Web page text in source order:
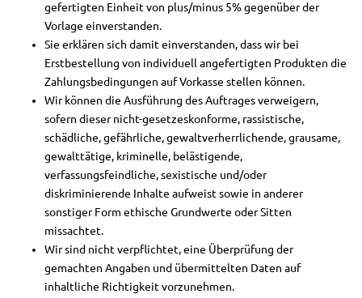
gefertigten Einheit von plus/minus 5% gegenüber der
Vorlage einverstanden.
Sie erklären sich damit einverstanden, dass wir bei
Erstbestellung von individuell angefertigten Produkten die
Zahlungsbedingungen auf Vorkasse stellen können.
Wir können die Ausführung des Auftrages verweigern,
sofern dieser nicht-gesetzeskonforme, rassistische,
schädliche, gefährliche, gewaltverherrlichende, grausame,
gewalttätige, kriminelle, belästigende,
verfassungsfeindliche, sexistische und/oder
diskriminierende Inhalte aufweist sowie in anderer
sonstiger Form ethische Grundwerte oder Sitten
missachtet.
Wir sind nicht verpflichtet, eine Überprüfung der
gemachten Angaben und übermittelten Daten auf
inhaltliche Richtigkeit vorzunehmen.